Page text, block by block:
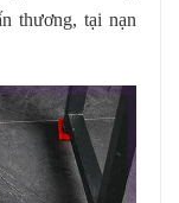
thương, tại nạn